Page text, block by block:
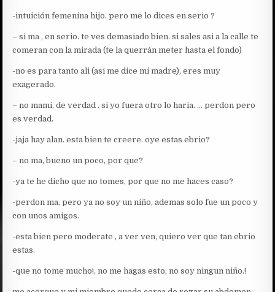
-intuición femenina hijo. pero me lo dices en serio ?
– si ma , en serio. te ves demasiado bien. si sales asi a la calle te
comeran con la mirada (te la querrán meter hasta el fondo)
-no es para tanto ali (asi me dice mi madre), eres muy
exagerado.
– no mami, de verdad . si yo fuera otro lo haria. … perdon pero
es verdad.
-jaja hay alan. esta bien te creere. oye estas ebrio?
– no ma, bueno un poco, por que?
-ya te he dicho que no tomes, por que no me haces caso?
-perdon ma, pero ya no soy un niño, ademas solo fue un poco y
con unos amigos.
-esta bien pero moderate , a ver ven, quiero ver que tan ebrio
estas.
-que no tome mucho!, no me hagas esto, no soy ningun niño.!